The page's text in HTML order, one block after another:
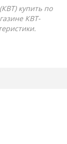
купить по
КВТ-